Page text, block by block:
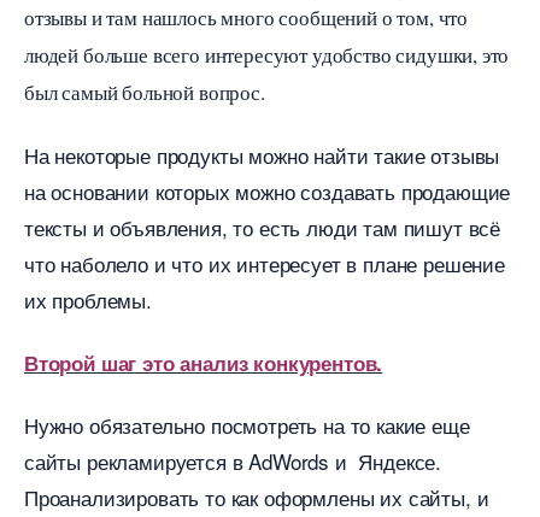
отзывы и там нашлось много сообщений о том, что
людей больше всего интересуют удобство сидушки, это
ыл самый больной вопрос.
На некоторые продукты можно найти такие отзывы
на основании которых можно создавать продающие
тексты и объявления, то есть люди там пишут всё
что наболело и что их интересует в плане решение
их проблемы.
торой шаг это анализ конкурентов.
Нужно обязательно посмотреть на то какие еще
сайты рекламируется в AdWords и Яндексе.
Проанализировать то как оформлены их сайты, и